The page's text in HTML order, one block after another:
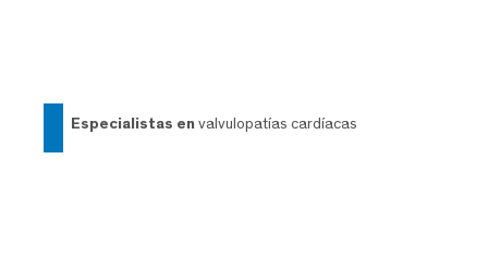
especialistas en valvulopatías cardíacas